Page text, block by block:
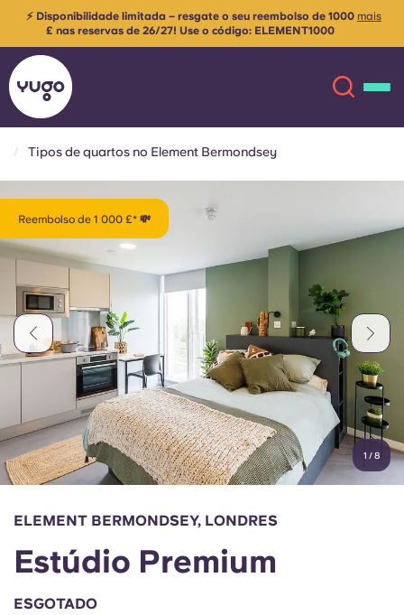
Localizações
Mais
Conta Língua
English (GB)
Chinese
Selecione um país
Reservar agora
English (US)
Català Deutsch
Italian French
Portuguese
⚡ Disponibilidade limitada – resgate o seu reembolso de 1000
£ nas reservas de 26/27! Use o código: ELEMENT1000
Aplicam-se os Termos e Condições
mais
Tipos de quartos no Element Bermondsey
Reembolso de 1 000 £* 💸
1 /8
ELEMENT BERMONDSEY, LONDRES
Estúdio Premium
ESGOTADO